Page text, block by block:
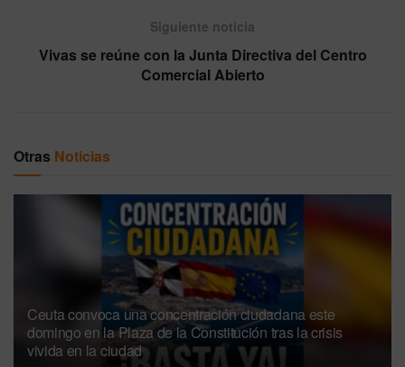
Siguiente noticia
Vivas se reúne con la Junta Directiva del Centro
Comercial Abierto
Otras Noticias
Ceuta convoca una concentración ciudadana este
domingo en la Plaza de la Constitución tras la crisis
vivida en la ciudad